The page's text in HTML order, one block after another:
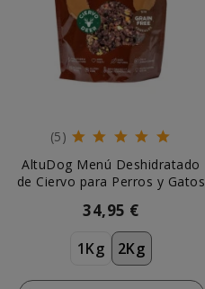
(5)
AltuDog Menú Deshidratado
de Ciervo para Perros y Gatos
34,95 €
1Kg 2Kg